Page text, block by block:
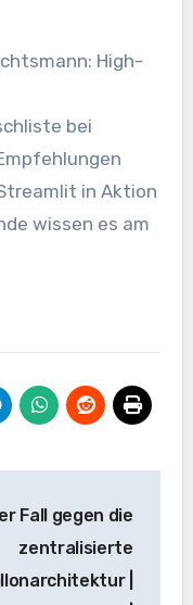
High-
bei
in Aktion
wissen es am
Fall gegen die
zentralisierte
|